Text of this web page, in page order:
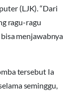
(LJK). “Dari
ragu-ragu
menjawabnya
tersebut Ia
seminggu,